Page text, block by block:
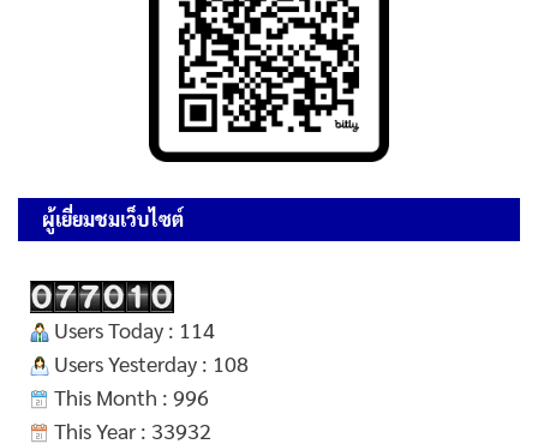
ผู้เยี่ยมชมเว็บไซต์
Users Today : 114
Users Yesterday : 108
This Month : 996
This Year : 33932